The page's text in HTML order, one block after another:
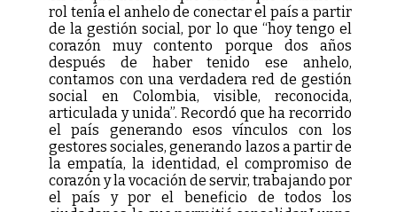
rol tenía el anhelo de conectar el país a partir
de la gestión social, por lo que “hoy tengo el
corazón muy contento porque dos años
después de haber tenido ese anhelo,
contamos con una verdadera red de gestión
social en Colombia, visible, reconocida,
articulada y unida”. Recordó que ha recorrido
el país generando esos vínculos con los
gestores sociales, generando lazos a partir de
la empatía, la identidad, el compromiso de
corazón y la vocación de servir, trabajando por
el país y por el beneficio de todos los